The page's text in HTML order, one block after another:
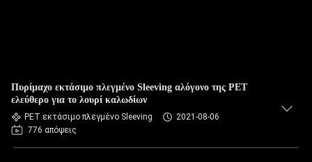
Πυρίμαχο εκτάσιμο πλεγμένο Sleeving αλόγονο της PET
ελεύθερο για το λουρί καλωδίων
PET εκτάσιμο πλεγμένο Sleeving
2021-08-06
776 απόψεις